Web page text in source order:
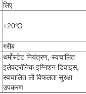
लिए
±20℃
गरीब
थर्मोस्टेट नियंत्रण, स्वचालित
इलेक्ट्रॉनिक इग्निशन डिवाइस,
स्वचालित लौ विफलता सुरक्षा
उपकरण